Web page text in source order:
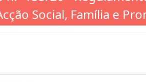
Social, Família e